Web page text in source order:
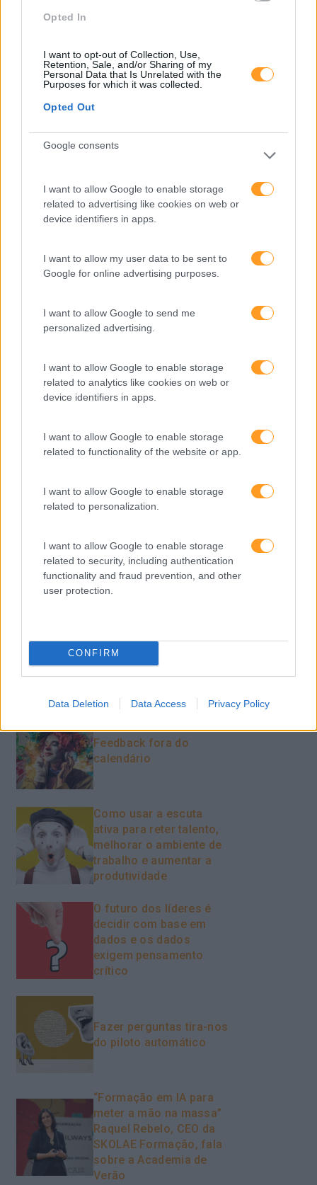
Opted In
I want to opt-out of Collection, Use,
Retention, Sale, and/or Sharing of my
Personal Data that Is Unrelated with the
Purposes for which it was collected.
Opted Out
Google consents
I want to allow Google to enable storage
related to advertising like cookies on web or
device identifiers in apps.
I want to allow my user data to be sent to
Google for online advertising purposes.
I want to allow Google to send me
personalized advertising.
I want to allow Google to enable storage
related to analytics like cookies on web or
device identifiers in apps.
I want to allow Google to enable storage
related to functionality of the website or app.
I want to allow Google to enable storage
related to personalization.
I want to allow Google to enable storage
related to security, including authentication
functionality and fraud prevention, and other
user protection.
CONFIRM
Data Deletion Data Access Privacy Policy
Categorias Blog
Artigo De Opinião
Atendimento E Relação Cliente
Comunicação
Cultura
Desenvolvimento De Competências
Entrevista
Interculturalidade
Liderança
Mudança
Pessoas
Recursos Humanos
Sustentabilidade
Team Building
Tecnologias De Informação
Feedback fora do
calendário
Como usar a escuta
ativa para reter talento,
melhorar o ambiente de
trabalho e aumentar a
produtividade
O futuro dos líderes é
decidir com base em
dados e os dados
exigem pensamento
crítico
Fazer perguntas tira-nos
do piloto automático
“Formação em IA para
meter a mão na massa”
Raquel Rebelo, CEO da
SKOLAE Formação, fala
sobre a Academia de
Verão